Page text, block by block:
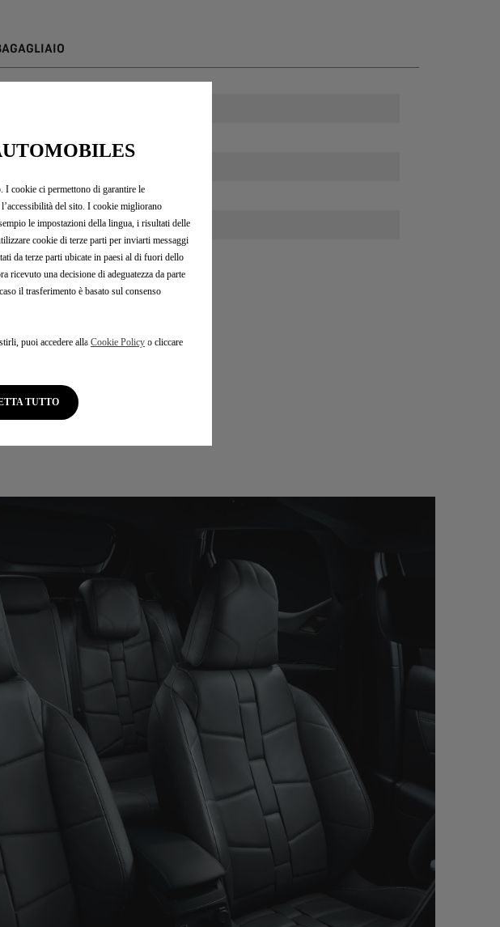
I cookie ci permettono di garantire le
del sito. I cookie migliorano
le impostazioni della lingua, i risultati delle
cookie di terze parti per inviarti messaggi
da terze parti ubicate in paesi al di fuori dello
ricevuto una decisione di adeguatezza da parte
il trasferimento è basato sul consenso
puoi accedere alla Cookie Policy o cliccare
TUTTO